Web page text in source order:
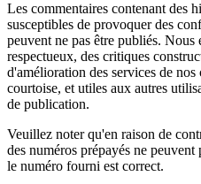
Les commentaires contenant des
susceptibles de provoquer des
peuvent ne pas être publiés. Nous
respectueux, des critiques
d'amélioration des services de
courtoise, et utiles aux autres
de publication.
Veuillez noter qu'en raison de
des numéros prépayés ne
le numéro fourni est correct.